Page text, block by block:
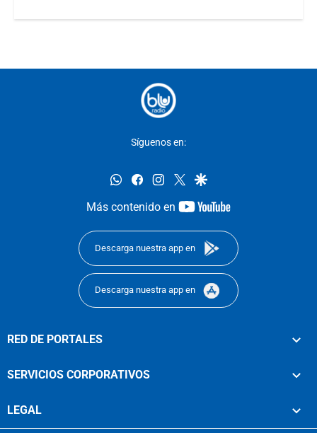
Síguenos en:
whatsappfacebookinstagram
twittergoogle
Más contenido en
youtube-
Descarga nuestra app en
Descarga nuestra app en
RED DE PORTALES
SERVICIOS CORPORATIVOS
LEGAL